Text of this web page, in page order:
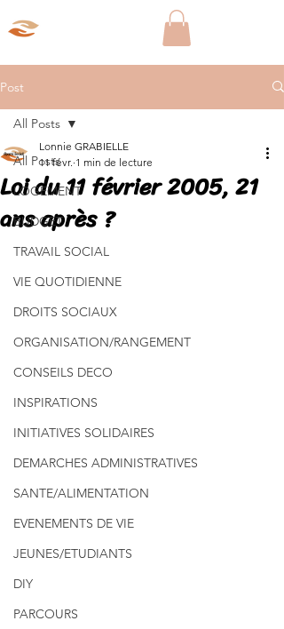
Post
All Posts
LOGEMENT
BUDGET
TRAVAIL SOCIAL
VIE QUOTIDIENNE
DROITS SOCIAUX
ORGANISATION/RANGEMENT
CONSEILS DECO
INSPIRATIONS
INITIATIVES SOLIDAIRES
DEMARCHES ADMINISTRATIVES
SANTE/ALIMENTATION
EVENEMENTS DE VIE
JEUNES/ETUDIANTS
DIY
PARCOURS
All Posts
Loi du 11 février 2005, 21
ans après ?
Lonnie GRABIELLE
11 févr. 1 min de lecture